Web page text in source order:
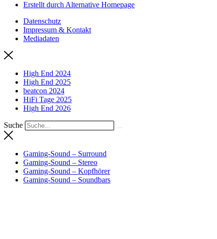
Erstellt durch Alternative Homepage
Datenschutz
Impressum & Kontakt
Mediadaten
High End 2024
High End 2025
beatcon 2024
HiFi Tage 2025
High End 2026
Suche
Gaming-Sound – Surround
Gaming-Sound – Stereo
Gaming-Sound – Kopfhörer
Gaming-Sound – Soundbars